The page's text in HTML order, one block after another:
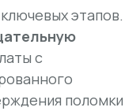
этапов.
с
поломки